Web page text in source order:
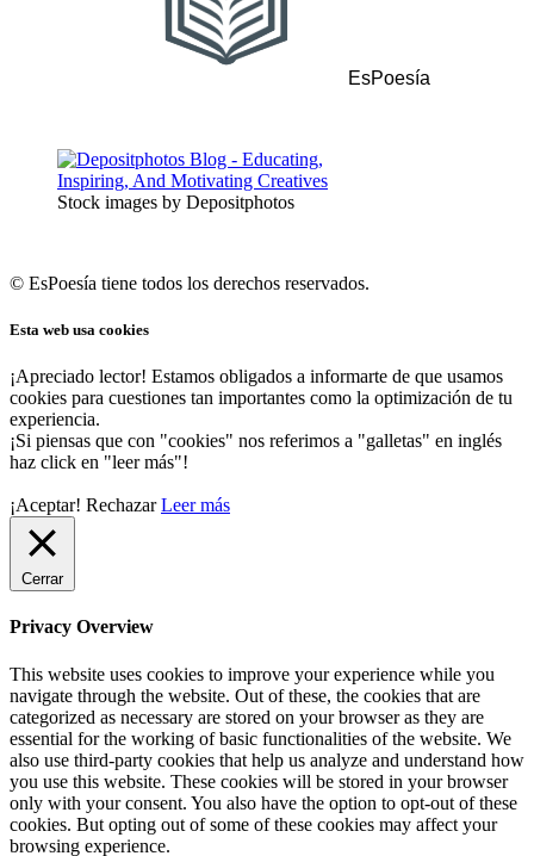
EsPoesía
Stock images by Depositphotos
© EsPoesía tiene todos los derechos reservados.
Esta web usa cookies
¡Apreciado lector! Estamos obligados a informarte de que usamos
cookies para cuestiones tan importantes como la optimización de tu
experiencia.
¡Si piensas que con "cookies" nos referimos a "galletas" en inglés
haz click en "leer más"!
¡Aceptar! Rechazar Leer más
Cerrar
Privacy Overview
This website uses cookies to improve your experience while you
navigate through the website. Out of these, the cookies that are
categorized as necessary are stored on your browser as they are
essential for the working of basic functionalities of the website. We
also use third-party cookies that help us analyze and understand how
you use this website. These cookies will be stored in your browser
only with your consent. You also have the option to opt-out of these
cookies. But opting out of some of these cookies may affect your
browsing experience.